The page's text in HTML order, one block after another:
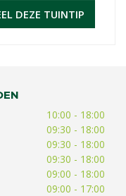
10:00 - 18:00
09:30 - 18:00
09:30 - 18:00
09:30 - 18:00
09:00 - 18:00
09:00 - 17:00